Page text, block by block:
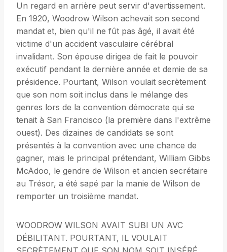
Un regard en arrière peut servir d'avertissement.
En 1920, Woodrow Wilson achevait son second
mandat et, bien qu'il ne fût pas âgé, il avait été
victime d'un accident vasculaire cérébral
invalidant. Son épouse dirigea de fait le pouvoir
exécutif pendant la dernière année et demie de sa
présidence. Pourtant, Wilson voulait secrètement
que son nom soit inclus dans le mélange des
genres lors de la convention démocrate qui se
tenait à San Francisco (la première dans l'extrême
ouest). Des dizaines de candidats se sont
présentés à la convention avec une chance de
gagner, mais le principal prétendant, William Gibbs
McAdoo, le gendre de Wilson et ancien secrétaire
au Trésor, a été sapé par la manie de Wilson de
remporter un troisième mandat.
WOODROW WILSON AVAIT SUBI UN AVC
DÉBILITANT. POURTANT, IL VOULAIT